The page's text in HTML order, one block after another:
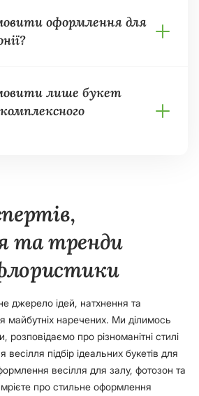
оформлення для
лише букет
та тренди
джерело ідей, натхнення та
майбутніх наречених. Ми ділимось
про різноманітні стилі
підбір ідеальних букетів для
весілля для залу, фотозон та
про стильне оформлення